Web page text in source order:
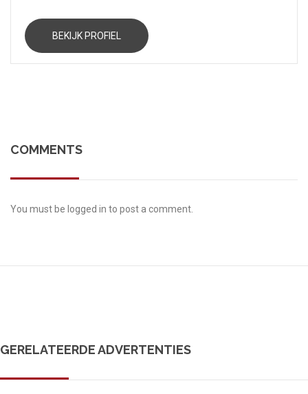
BEKIJK PROFIEL
COMMENTS
You must be logged in to post a comment.
GERELATEERDE ADVERTENTIES